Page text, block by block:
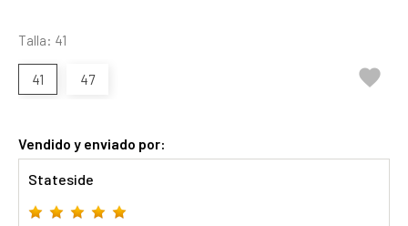
Talla: 41
41 47 
Vendido y enviado por:
Stateside